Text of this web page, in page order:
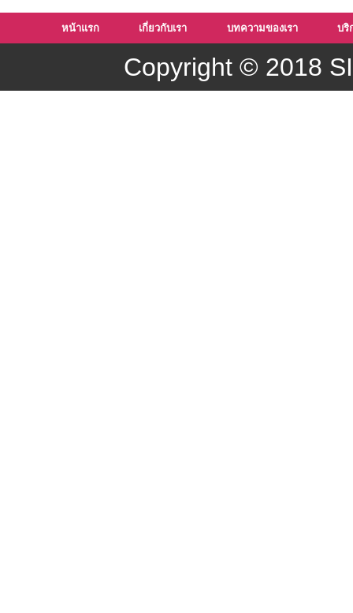
หน้าแรก เกี่ยวกับเรา บทความของเรา บริ
Copyright © 2018